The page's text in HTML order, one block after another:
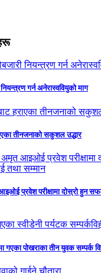
गर्न अनेरास्ववियुको माग
तीनजनाको सकुशल उद्धार
प्रवेश परीक्षामा दोस्रो हुन सफल,
गएका पोखराका तीन युवक सम्पर्क